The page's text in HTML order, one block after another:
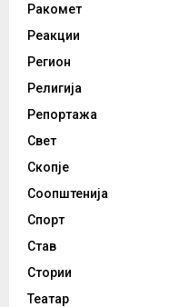
Ракомет
Реакции
Регион
Религија
Репортажа
Свет
Скопје
Соопштенија
Спорт
Став
Стории
Театар